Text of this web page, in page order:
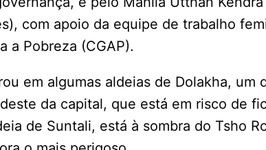
com apoio da equipe de trabalho
a Pobreza (CGAP).
em algumas aldeias de Dolakha, um
da capital, que está em risco de
de Suntali, está à sombra do Tsho